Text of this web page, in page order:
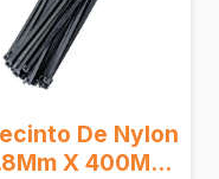
Nylon
C/